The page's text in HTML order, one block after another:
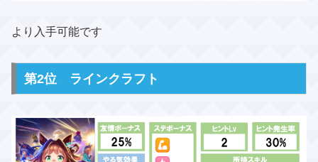
より入手可能です
第2位 ラインクラフト